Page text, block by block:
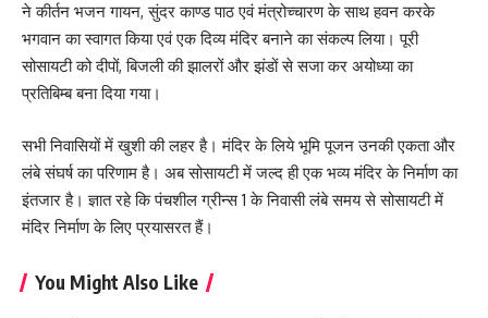
ने कीर्तन भजन गायन, सुंदर काण्ड पाठ एवं मंत्रोच्चारण के साथ हवन करके
भगवान का स्वागत किया एवं एक दिव्य मंदिर बनाने का संकल्प लिया। पूरी
सोसायटी को दीपों, बिजली की झालरों और झंडों से सजा कर अयोध्या का
प्रतिबिम्ब बना दिया गया।
सभी निवासियों में खुशी की लहर है। मंदिर के लिये भूमि पूजन उनकी एकता और
लंबे संघर्ष का परिणाम है। अब सोसायटी में जल्द ही एक भव्य मंदिर के निर्माण का
इंतजार है। ज्ञात रहे कि पंचशील ग्रीन्स 1 के निवासी लंबे समय से सोसायटी में
मंदिर निर्माण के लिए प्रयासरत हैं।
You Might Also Like